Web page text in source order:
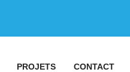
PROJETS CONTACT